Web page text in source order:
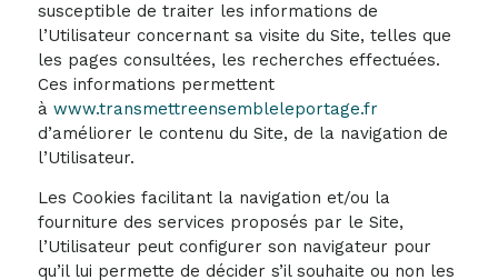
susceptible de traiter les informations de
l’Utilisateur concernant sa visite du Site, telles que
les pages consultées, les recherches effectuées.
Ces informations permettent
à www.transmettreensembleleportage.fr
d’améliorer le contenu du Site, de la navigation de
l’Utilisateur.
Les Cookies facilitant la navigation et/ou la
fourniture des services proposés par le Site,
l’Utilisateur peut configurer son navigateur pour
qu’il lui permette de décider s’il souhaite ou non les